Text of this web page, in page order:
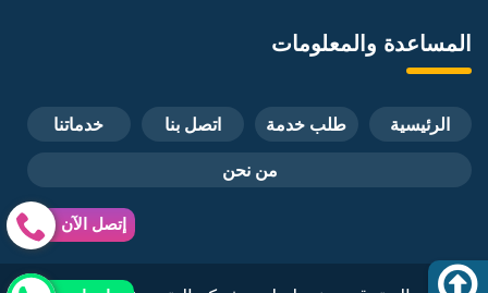
المساعدة والمعلومات
الرئيسية طلب خدمة اتصل بنا
خدماتنا
من نحن
إتصل الآن